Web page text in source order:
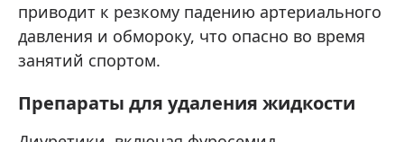
приводит к резкому падению артериального
давления и обмороку, что опасно во время
занятий спортом.
Препараты для удаления жидкости